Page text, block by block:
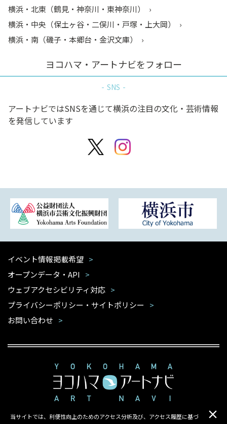
横浜・北東（鶴見・神奈川・東神奈川）
横浜・中央（保土ヶ谷・二俣川・戸塚・上大岡）
横浜・南（磯子・本郷台・金沢文庫）
ヨコハマ・アートナビをフォロー
SNS
アートナビではSNSを通じて横浜の注目の文化・芸術情報
を発信しています
当サイトでは、利便性向上のためのアクセス分析及び、アクセス履歴に基づ
イベント情報掲載希望
オープンデータ・API
ウェブアクセシビリティ対応
プライバシーポリシー・サイトポリシー
お問い合わせ